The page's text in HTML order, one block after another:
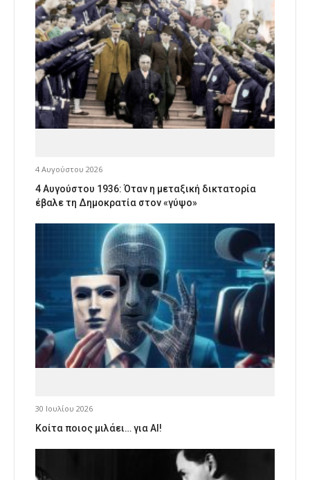
4 Αυγούστου 2026
4 Αυγούστου 1936: Όταν η μεταξική δικτατορία
έβαλε τη Δημοκρατία στον «γύψο»
30 Ιουλίου 2026
Κοίτα ποιος μιλάει… για AI!